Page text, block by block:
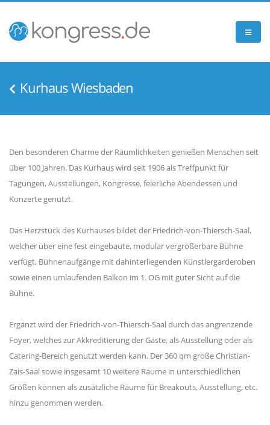
Kurhaus Wiesbaden
Den besonderen Charme der Räumlichkeiten genießen Menschen seit
über 100 Jahren. Das Kurhaus wird seit 1906 als Treffpunkt für
Tagungen, Ausstellungen, Kongresse, feierliche Abendessen und
Konzerte genutzt.
Das Herzstück des Kurhauses bildet der Friedrich-von-Thiersch-Saal,
welcher über eine fest eingebaute, modular vergrößerbare Bühne
verfügt, Bühnenaufgänge mit dahinterliegenden Künstlergarderoben
sowie einen umlaufenden Balkon im 1. OG mit guter Sicht auf die
Bühne.
Ergänzt wird der Friedrich-von-Thiersch-Saal durch das angrenzende
Foyer, welches zur Akkreditierung der Gäste, als Ausstellung oder als
Catering-Bereich genutzt werden kann. Der 360 qm große Christian-
Zais-Saal sowie insgesamt 10 weitere Räume in unterschiedlichen
Größen können als zusätzliche Räume für Breakouts, Ausstellung, etc.
hinzu genommen werden.